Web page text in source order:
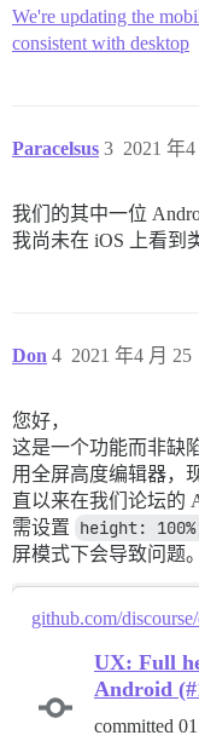
We're updating the
consistent with desktop
Paracelsus 2021 年
3
我们的其中一位
我尚未在 iOS 上看到
Don 2021 年4 月 25
4
您好，
这是一个功能而非缺
用全屏高度编辑器，
直以来在我们论坛的
需设置 height:
屏模式下会导致问题。
github.com/
UX: Full
Android
committed